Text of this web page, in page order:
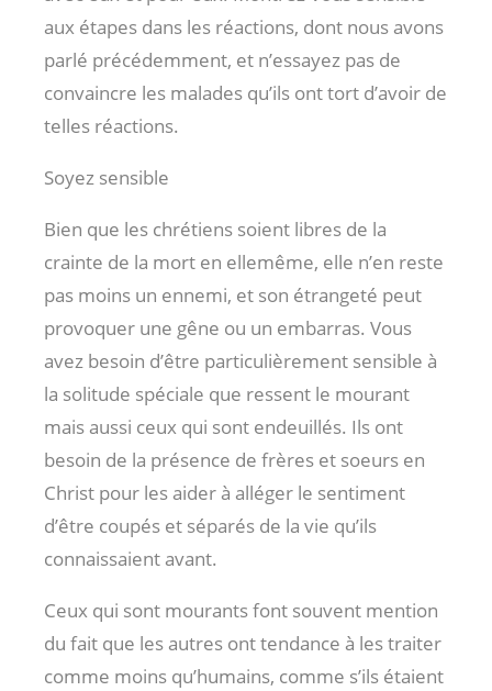
aux étapes dans les réactions, dont nous avons
parlé précédemment, et n’essayez pas de
convaincre les malades qu’ils ont tort d’avoir de
telles réactions.
Soyez sensible
Bien que les chrétiens soient libres de la
crainte de la mort en ellemême, elle n’en reste
pas moins un ennemi, et son étrangeté peut
provoquer une gêne ou un embarras. Vous
avez besoin d’être particulièrement sensible à
la solitude spéciale que ressent le mourant
mais aussi ceux qui sont endeuillés. Ils ont
besoin de la présence de frères et soeurs en
Christ pour les aider à alléger le sentiment
d’être coupés et séparés de la vie qu’ils
connaissaient avant.
Ceux qui sont mourants font souvent mention
du fait que les autres ont tendance à les traiter
comme moins qu’humains, comme s’ils étaient